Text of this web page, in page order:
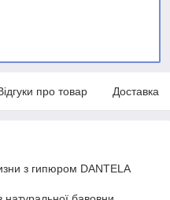
про товар Доставка
з гипюром DANTELA